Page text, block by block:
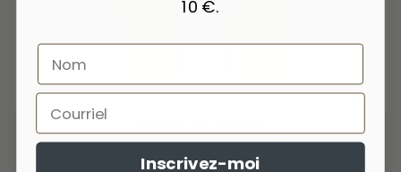
2 couleurs
-49 %
1 087,00 Kč 544,00 Kč
10 €.
Inscrivez-moi